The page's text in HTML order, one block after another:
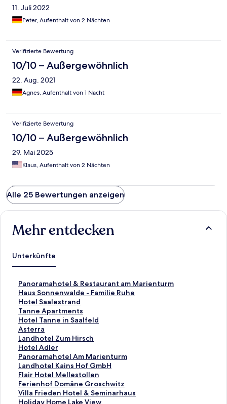
11. Juli 2022
Peter, Aufenthalt von 2 Nächten
Verifizierte Bewertung
10/10 – Außergewöhnlich
22. Aug. 2021
Agnes, Aufenthalt von 1 Nacht
Verifizierte Bewertung
10/10 – Außergewöhnlich
29. Mai 2025
Klaus, Aufenthalt von 2 Nächten
Alle 25 Bewertungen anzeigen
Mehr entdecken
Unterkünfte
Panoramahotel & Restaurant am Marienturm
L
i
n
k
,
d
e
r
d
i
e
f
o
l
Haus Sonnenwalde - Familie Ruhe
L
i
n
k
,
d
e
r
d
i
e
f
o
Hotel Saalestrand
L
i
n
k
,
d
e
r
d
i
e
f
Tanne Apartments
L
i
n
k
,
d
e
r
d
i
e
Hotel Tanne in Saalfeld
L
i
n
k
,
d
e
r
d
i
Asterra
L
i
n
k
,
d
e
r
d
Landhotel Zum Hirsch
L
i
n
k
,
d
e
r
Hotel Adler
L
i
n
k
,
d
e
Panoramahotel Am Marienturm
L
i
n
k
,
d
Landhotel Kains Hof GmbH
L
i
n
k
,
Flair Hotel Mellestollen
L
i
n
k
Ferienhof Domäne Groschwitz
L
i
n
Villa Frieden Hotel & Seminarhaus
L
iHoliday Home Lake View
L